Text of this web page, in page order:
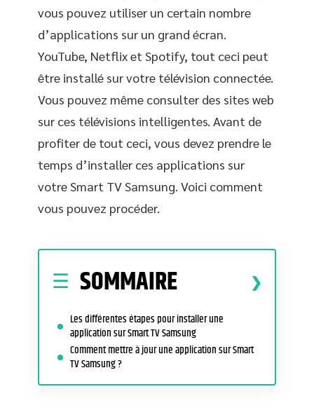
vous pouvez utiliser un certain nombre
d’applications sur un grand écran.
YouTube, Netflix et Spotify, tout ceci peut
être installé sur votre télévision connectée.
Vous pouvez même consulter des sites web
sur ces télévisions intelligentes. Avant de
profiter de tout ceci, vous devez prendre le
temps d’installer ces applications sur
votre Smart TV Samsung. Voici comment
vous pouvez procéder.
SOMMAIRE
Les différentes étapes pour installer une
application sur Smart TV Samsung
Comment mettre à jour une application sur Smart
TV Samsung ?